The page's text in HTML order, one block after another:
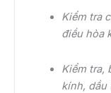
Kiểm tra
điều hòa
Kiểm tra,
kính, dầu